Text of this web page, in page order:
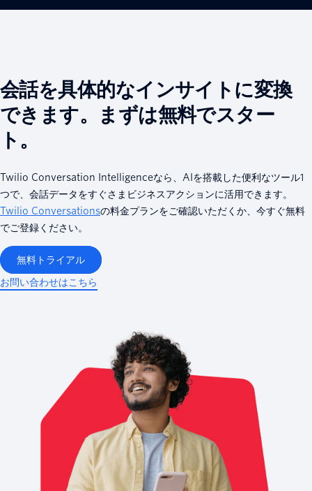
会話を具体的なインサイトに変換
できます。まずは無料でスター
ト。
Twilio Conversation Intelligenceなら、AIを搭載した便利なツール1
つで、会話データをすぐさまビジネスアクションに活用できます。
Twilio Conversationsの料金プランをご確認いただくか、今すぐ無料
でご登録ください。
無料トライアル
お問い合わせはこちら